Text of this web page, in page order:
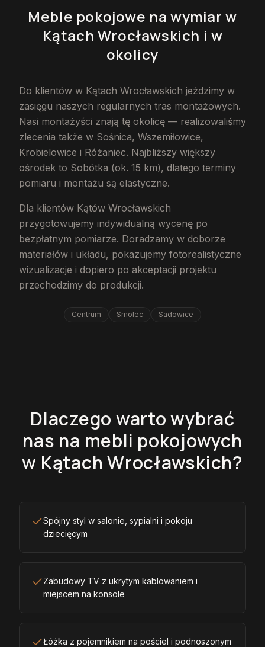
Meble pokojowe na wymiar w
Kątach Wrocławskich i w
okolicy
Do klientów w Kątach Wrocławskich jeździmy w
zasięgu naszych regularnych tras montażowych.
Nasi montażyści znają tę okolicę — realizowaliśmy
zlecenia także w Sośnica, Wszemiłowice,
Krobielowice i Różaniec. Najbliższy większy
ośrodek to Sobótka (ok. 15 km), dlatego terminy
pomiaru i montażu są elastyczne.
Dla klientów Kątów Wrocławskich
przygotowujemy indywidualną wycenę po
bezpłatnym pomiarze. Doradzamy w doborze
materiałów i układu, pokazujemy fotorealistyczne
wizualizacje i dopiero po akceptacji projektu
przechodzimy do produkcji.
Centrum Smolec Sadowice
Dlaczego warto wybrać
nas na mebli pokojowych
w Kątach Wrocławskich?
Spójny styl w salonie, sypialni i pokoju
dziecięcym
Zabudowy TV z ukrytym kablowaniem i
miejscem na konsole
Łóżka z pojemnikiem na pościel i podnoszonym